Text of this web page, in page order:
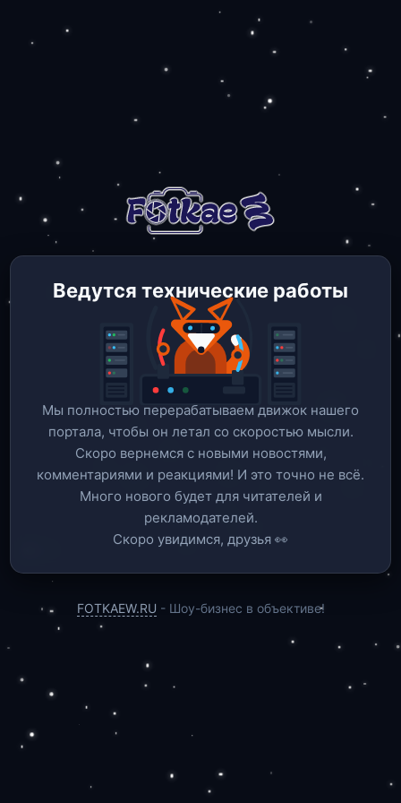
Ведутся технические работы
Мы полностью перерабатываем движок нашего
портала, чтобы он летал со скоростью мысли.
Скоро вернемся c новыми новостями,
комментариями и реакциями! И это точно не всё.
Много нового будет для читателей и
рекламодателей.
Скоро увидимся, друзья 👀
FOTKAEW.RU - Шоу-бизнес в объективе!